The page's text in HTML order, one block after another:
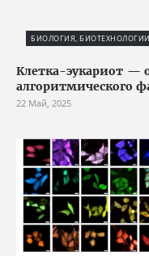
БИОЛОГИЯ, БИОТЕХНОЛОГИИ
Клетка-эукариот —
алгоритмического
22 Май, 2025